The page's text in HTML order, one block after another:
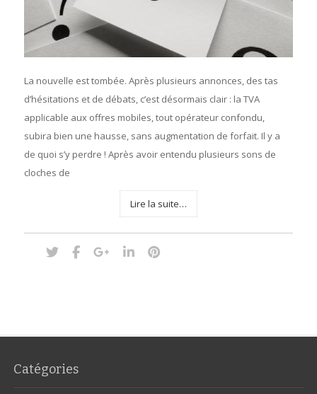
La nouvelle est tombée. Après plusieurs annonces, des tas
d’hésitations et de débats, c’est désormais clair : la TVA
applicable aux offres mobiles, tout opérateur confondu,
subira bien une hausse, sans augmentation de forfait. Il y a
de quoi s’y perdre ! Après avoir entendu plusieurs sons de
cloches de
Lire la suite…
Catégories